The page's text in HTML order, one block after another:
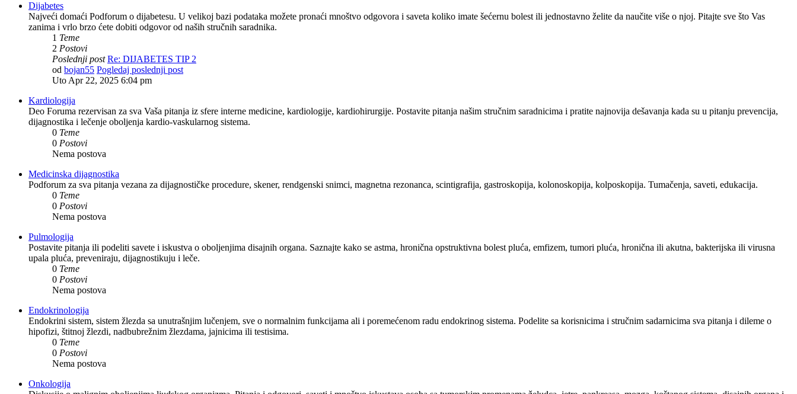
Dijabetes
Najveći domaći Podforum o dijabetesu. U velikoj bazi podataka možete pronaći mnoštvo odgovora i saveta koliko imate šećernu bolest ili jednostavno želite da naučite više o njoj. Pitajte sve što Vas
zanima i vrlo brzo ćete dobiti odgovor od naših stručnih saradnika.
1 Teme
2 Postovi
Poslednji post Re: DIJABETES TIP 2
od bojan55 Pogledaj poslednji post
Uto Apr 22, 2025 6:04 pm
Kardiologija
Deo Foruma rezervisan za sva Vaša pitanja iz sfere interne medicine, kardiologije, kardiohirurgije. Postavite pitanja našim stručnim saradnicima i pratite najnovija dešavanja kada su u pitanju prevencija,
dijagnostika i lečenje oboljenja kardio-vaskularnog sistema.
0 Teme
0 Postovi
Nema postova
Medicinska dijagnostika
Podforum za sva pitanja vezana za dijagnostičke procedure, skener, rendgenski snimci, magnetna rezonanca, scintigrafija, gastroskopija, kolonoskopija, kolposkopija. Tumačenja, saveti, edukacija.
0 Teme
0 Postovi
Nema postova
Pulmologija
Postavite pitanja ili podeliti savete i iskustva o oboljenjima disajnih organa. Saznajte kako se astma, hronična opstruktivna bolest pluća, emfizem, tumori pluća, hronična ili akutna, bakterijska ili virusna
upala pluća, preveniraju, dijagnostikuju i leče.
0 Teme
0 Postovi
Nema postova
Endokrinologija
Endokrini sistem, sistem žlezda sa unutrašnjim lučenjem, sve o normalnim funkcijama ali i poremećenom radu endokrinog sistema. Podelite sa korisnicima i stručnim sadarnicima sva pitanja i dileme o
hipofizi, štitnoj žlezdi, nadbubrežnim žlezdama, jajnicima ili testisima.
0 Teme
0 Postovi
Nema postova
Onkologija